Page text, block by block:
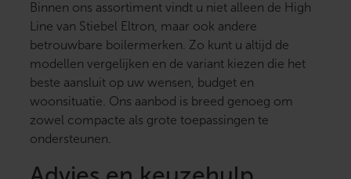
Binnen ons assortiment vindt u niet alleen de High
Line van Stiebel Eltron, maar ook andere
betrouwbare boilermerken. Zo kunt u altijd de
modellen vergelijken en de variant kiezen die het
beste aansluit op uw wensen, budget en
woonsituatie. Ons aanbod is breed genoeg om
zowel compacte als grote toepassingen te
ondersteunen.